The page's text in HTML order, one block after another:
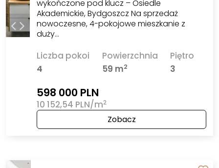
wykończone pod klucz – Osiedle
Akademickie, Bydgoszcz Na sprzedaż
nowoczesne, 4-pokojowe mieszkanie z
duży…
Liczba pokoi
4
Powierzchnia
59 m2
Piętro
3
598 000 PLN
10 152,54 PLN/m2
Zobacz